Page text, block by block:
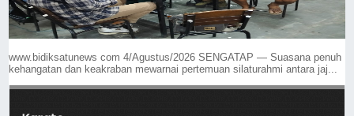
www.bidiksatunews com 4/Agustus/2026 SENGATAP — Suasana penuh
kehangatan dan keakraban mewarnai pertemuan silaturahmi antara jaj...